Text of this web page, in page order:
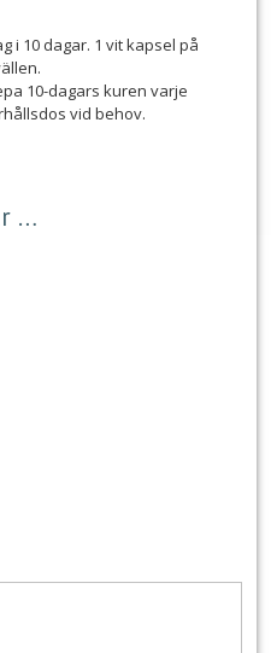
i 10 dagar. 1 vit kapsel på
10-dagars kuren varje
vid behov.
…